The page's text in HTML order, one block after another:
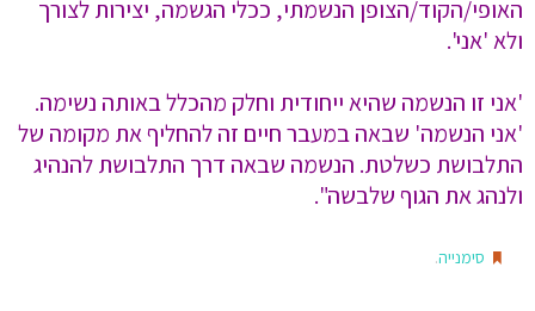
האופי/הקוד/הצופן הנשמתי, ככלי הגשמה, יצירות לצורך
ולא 'אני'.
'אני זו הנשמה שהיא ייחודית וחלק מהכלל באותה נשימה.
'אני הנשמה' שבאה במעבר חיים זה להחליף את מקומה של
התלבושת כשלטת. הנשמה שבאה דרך התלבושת להנהיג
ולנהג את הגוף שלבשה".
סימנייה.